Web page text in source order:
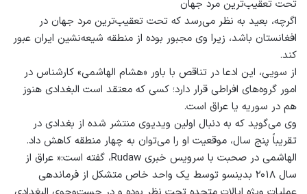
تحت تعقیب‌ترین مرد جهان
اگرچه، بعید به نظر می‌رسد که تحت تعقیب‌ترین مرد جهان در
افغانستان باشد، زیرا وی مجبور بوده از منطقه شیعه‌نشین ایران عبور
کند.
از سویی، این ادعا در تناقص با باور «هشام الهاشمی» کارشناس در
امور گروه‌های افراطی قرار دارد؛ کسی که معتقد است البغدادی هنوز
هم در سوریه یا عراق است.
وی می‌گوید که به دنبال اولین ویدیوی منتشر شده از بغدادی در
تقریباً پنج سال، موقعیت او را می‌توان به چهار منطقه کاهش داد.
الهاشمی در صحبت با سرویس خبری Rudaw، گفته است:« عراق از
سال ۲۰۱۸ بدینسو توسط یک واحد خاص متشکل از فرماندهی